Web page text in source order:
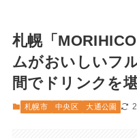
札幌「
ムがおいしいフ
間でドリンクを
札幌市 中央区 大通公園